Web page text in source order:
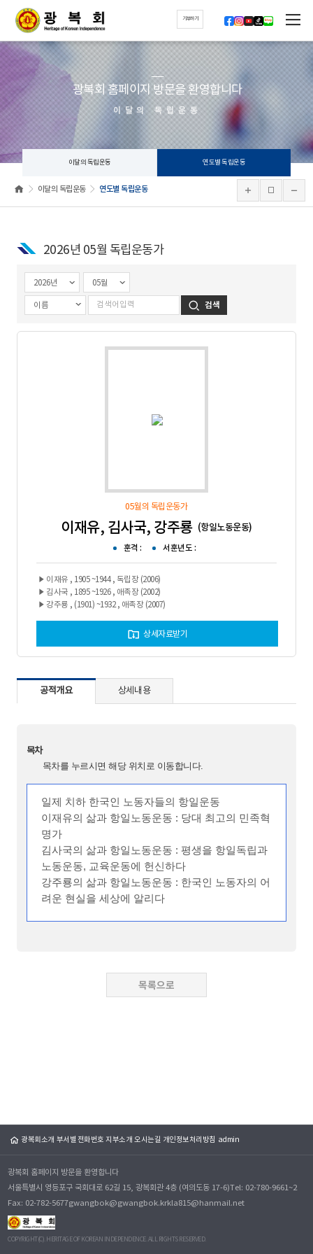
기부하기
광복회 홈페이지 방문을 환영합니다
이달의 독립운동
이달의 독립운동 연도별 독립운동
이달의 독립운동 연도별 독립운동
2026년 05월 독립운동가
검색
05월의 독립운동가
이재유, 김사국, 강주룡 (항일노동운동)
훈격 : 서훈년도 :
강주룡 , (1901) ~1932 , 애족장 (2007)
상세자료받기
공적개요 상세내용
목차
목차를 누르시면 해당 위치로 이동합니다.
일제 치하 한국인 노동자들의 항일운동
이재유의 삶과 항일노동운동 : 당대 최고의 민족혁
명가
김사국의 삶과 항일노동운동 : 평생을 항일독립과
노동운동, 교육운동에 헌신하다
강주룡의 삶과 항일노동운동 : 한국인 노동자의 어
려운 현실을 세상에 알리다
광복회소개 부서별 전화번호 지부소개 오시는길 개인정보처리방침 admin
광복회 홈페이지 방문을 환영합니다
서울특별시 영등포구 국회대로 62길 15, 광복회관 4층 (여의도동 17-6)Tel: 02-780-9661~2
Fax: 02-782-5677gwangbok@gwangbok.krkla815@hanmail.net
COPYRIGHT(C). HERITAGE OF KOREAN INDEPENDENCE. ALL RIGHTS RESERVED.